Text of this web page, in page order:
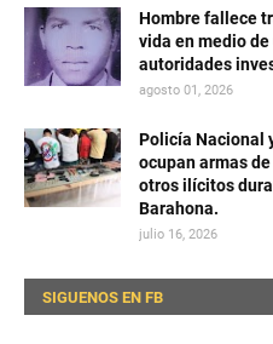
Hombre fallece
vida en medio
autoridades
agosto 01, 2026
Policía Nacional
ocupan armas
otros ilícitos
Barahona.
julio 16, 2026
SIGUENOS EN FB